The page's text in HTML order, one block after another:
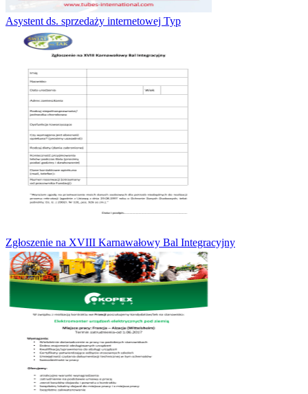
Asystent ds. sprzedaży internetowej Typ
Zgłoszenie na XVIII Karnawałowy Bal Integracyjny